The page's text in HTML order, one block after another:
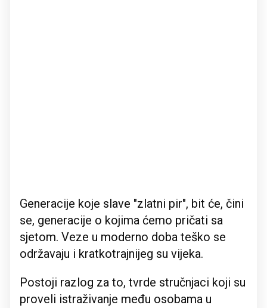
Generacije koje slave "zlatni pir", bit će, čini
se, generacije o kojima ćemo pričati sa
sjetom. Veze u moderno doba teško se
održavaju i kratkotrajnijeg su vijeka.
Postoji razlog za to, tvrde stručnjaci koji su
proveli istraživanje među osobama u